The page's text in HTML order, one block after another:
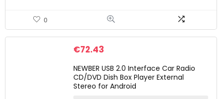
0
€72.43
NEWBER USB 2.0 Interface Car Radio
CD/DVD Dish Box Player External
Stereo for Android